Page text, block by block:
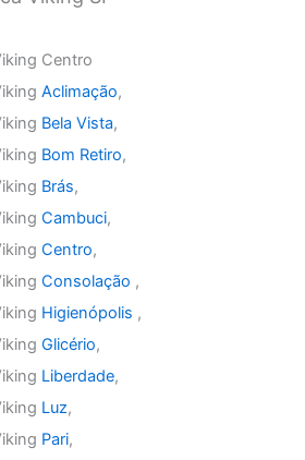
Centro
Aclimação,
Bela Vista,
Bom Retiro,
Brás,
Cambuci,
Centro,
Consolação ,
Higienópolis ,
Glicério,
Liberdade,
Luz,
Pari,